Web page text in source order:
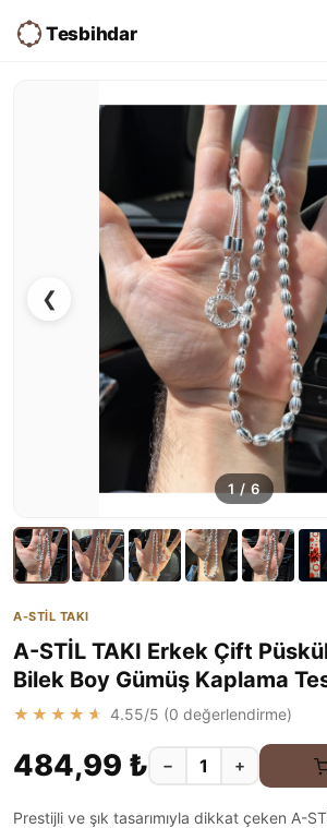
Tesbihdar
❮
1 / 6
A-STİL TAKI
A-STİL TAKI Erkek Çift
Bilek Boy Gümüş Kaplama
★★★★★ 4.55/5 (0 değerlendirme)
484,99 ₺ − +
Prestijli ve şık tasarımıyla dikkat çeken A-